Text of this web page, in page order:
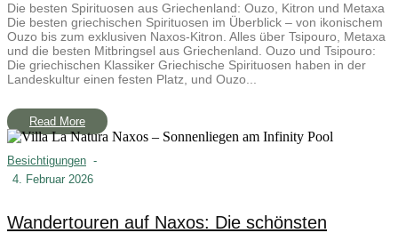
Die besten Spirituosen aus Griechenland: Ouzo, Kitron und Metaxa
Die besten griechischen Spirituosen im Überblick – von ikonischem
Ouzo bis zum exklusiven Naxos-Kitron. Alles über Tsipouro, Metaxa
und die besten Mitbringsel aus Griechenland. Ouzo und Tsipouro:
Die griechischen Klassiker Griechische Spirituosen haben in der
Landeskultur einen festen Platz, und Ouzo...
Read More
Besichtigungen -
4. Februar 2026
Wandertouren auf Naxos: Die schönsten